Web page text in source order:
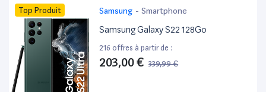
Top Produit Samsung - Smartphone
Samsung Galaxy S22 128Go
216 offres à partir de :
203,00 € 339,99 €